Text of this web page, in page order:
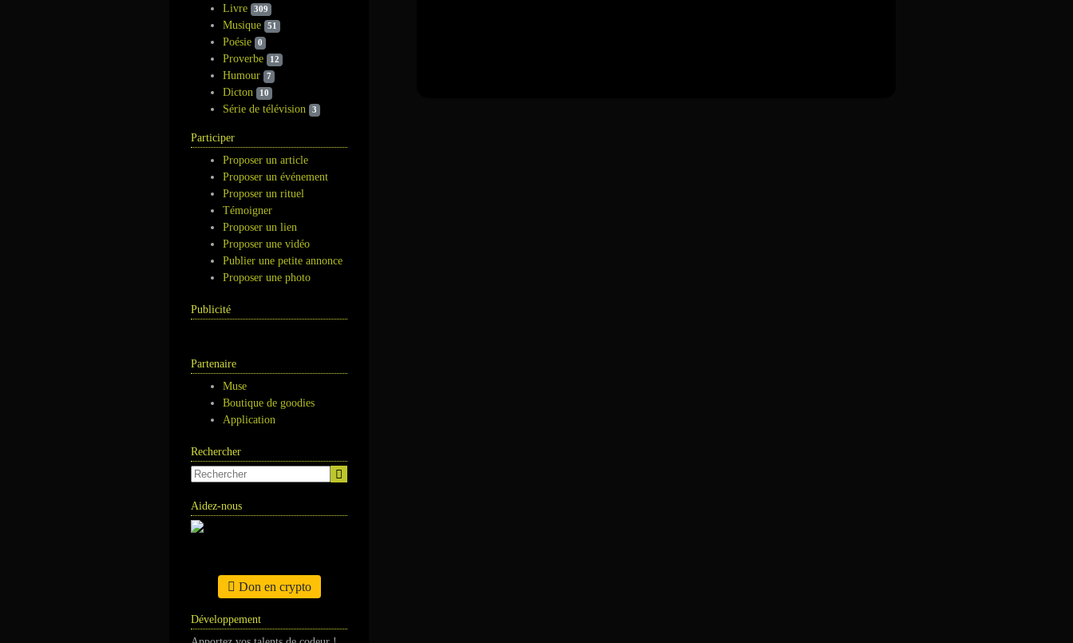
Livre 309
Musique 51
Poésie 0
Proverbe 12
Humour 7
Dicton 10
Série de télévision 3
Participer
Proposer un article
Proposer un événement
Proposer un rituel
Témoigner
Proposer un lien
Proposer une vidéo
Publier une petite annonce
Proposer une photo
Publicité
Partenaire
Muse
Boutique de goodies
Application
Rechercher
Aidez-nous
Don en crypto
Développement